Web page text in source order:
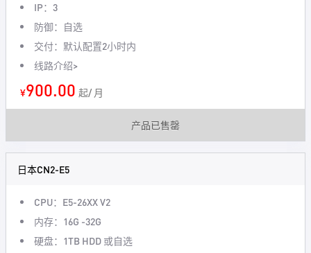
IP：3
防御：自选
交付：默认配置2小时内
线路介绍>
¥900.00 起/ 月
产品已售罄
日本CN2-E5
CPU：E5-26XX V2
内存：16G -32G
硬盘：1TB HDD 或自选